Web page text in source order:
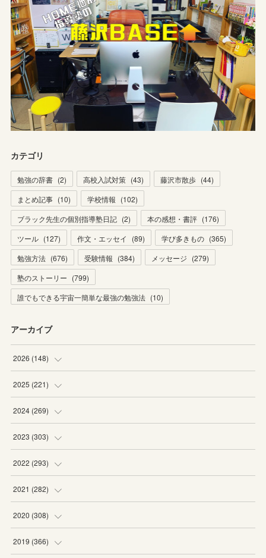
カテゴリ
勉強の辞書 (2) 高校入試対策 (43) 藤沢市散歩 (44)
まとめ記事 (10) 学校情報 (102)
ブラック先生の個別指導塾日記 (2) 本の感想・書評 (176)
ツール (127) 作文・エッセイ (89) 学び多きもの (365)
勉強方法 (676) 受験情報 (384) メッセージ (279)
塾のストーリー (799)
誰でもできる宇宙一簡単な最強の勉強法 (10)
アーカイブ
2026 (148)
(6)
(22
(20
(19
2025 (221)
(19
(20
(19
(20
2024 (269)
(16
(16
(21
(20
2023 (303)
(27
(25
(29
(25
2022 (293)
(18
(27
(26
2021 (282)
(19
(23
2020 (308)
(22
2019 (366)